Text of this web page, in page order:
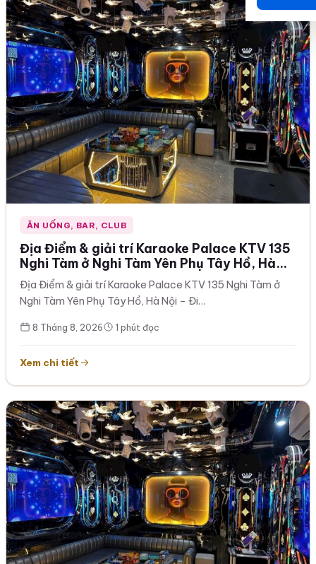
ĂN UỐNG, BAR, CLUB
Địa Điểm & giải trí Karaoke Palace KTV 135
Nghi Tàm ở Nghi Tàm Yên Phụ Tây Hồ, Hà
Nội – Đi hát là phải “cháy”! Nhạc remix
căng đét – bass đập cực đã 0933865553
Địa Điểm & giải trí Karaoke Palace KTV 135 Nghi Tàm ở
Nghi Tàm Yên Phụ Tây Hồ, Hà Nội – Đi…
8 Tháng 8, 2026 1 phút đọc
Xem chi tiết